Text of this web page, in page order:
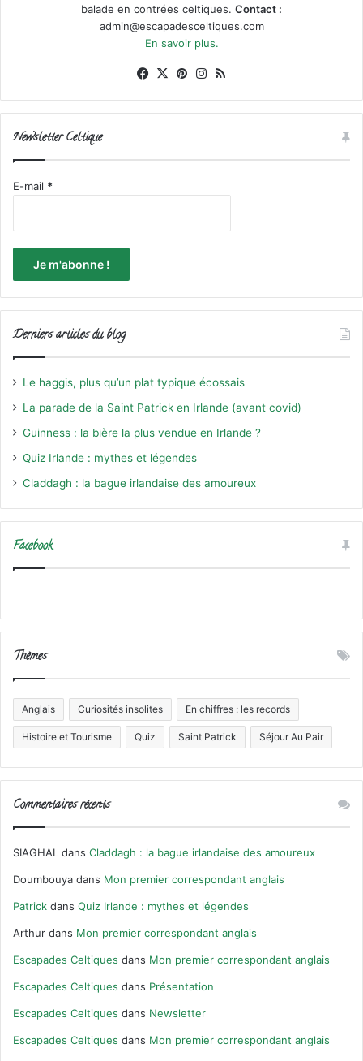
balade en contrées celtiques. Contact :
admin@escapadesceltiques.com
En savoir plus.
Facebook
X PinterestInstagram
Newsletter Celtique
E-mail *
Derniers articles du blog
Le haggis, plus qu’un plat typique écossais
La parade de la Saint Patrick en Irlande (avant covid)
Guinness : la bière la plus vendue en Irlande ?
Quiz Irlande : mythes et légendes
Claddagh : la bague irlandaise des amoureux
Facebook
Thèmes
Anglais Curiosités insolites En chiffres : les records
Histoire et Tourisme Quiz Saint Patrick Séjour Au Pair
Commentaires récents
SIAGHAL dans Claddagh : la bague irlandaise des amoureux
Doumbouya dans Mon premier correspondant anglais
Patrick dans Quiz Irlande : mythes et légendes
Arthur dans Mon premier correspondant anglais
Escapades Celtiques dans Mon premier correspondant anglais
Escapades Celtiques dans Présentation
Escapades Celtiques dans Newsletter
Escapades Celtiques dans Mon premier correspondant anglais